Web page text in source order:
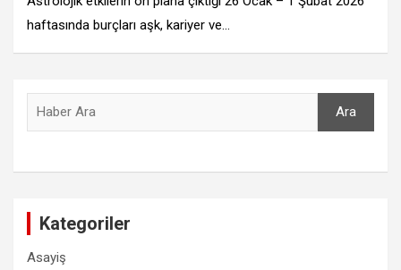
haftasında burçları aşk, kariyer ve…
Ara
Kategoriler
Asayiş